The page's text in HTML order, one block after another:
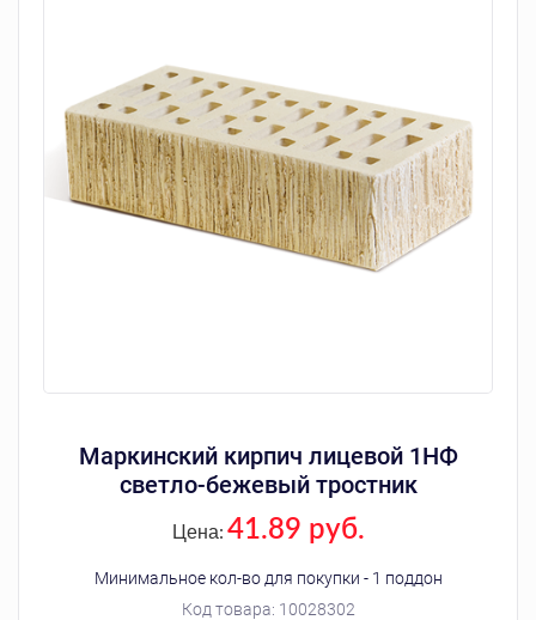
Маркинский кирпич лицевой 1НФ
светло-бежевый тростник
Код товара: 10028302
Цена: 41.89 руб.
Минимальное кол-во для покупки - 1 поддон